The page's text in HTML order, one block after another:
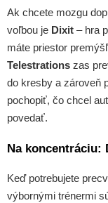
Ak chcete mozgu
voľbou je Dixit – hra
máte priestor
Telestrations zas
do kresby a zároveň
pochopiť, čo chcel
povedať.
Na koncentráciu:
Keď potrebujete
výbornými trénermi